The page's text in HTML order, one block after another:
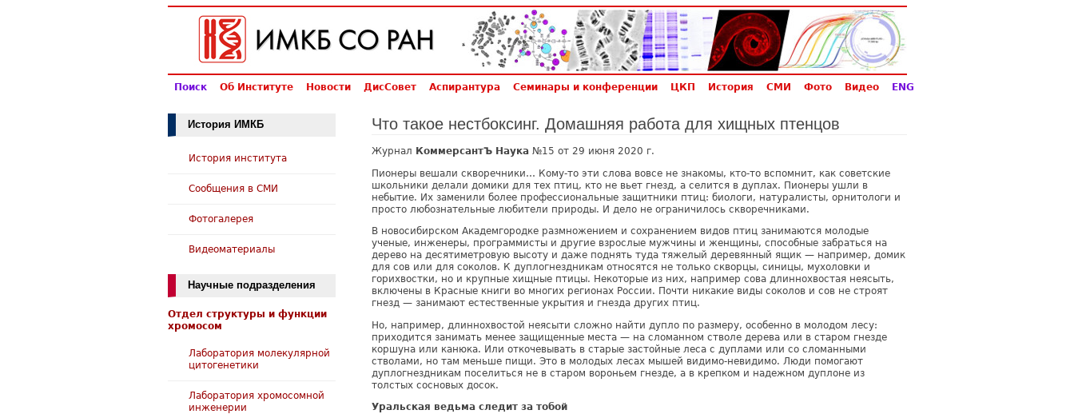
Поиск Об Институте Новости ДисСовет Аспирантура Семинары и конференции ЦКП История СМИ Фото Видео ENG
Что такое нестбоксинг. Домашняя работа для хищных птенцов
Журнал КоммерсантЪ Наука№15 от 29 июня 2020 г.
Пионеры вешали скворечники… Кому-то эти слова вовсе не знакомы, кто-то вспомнит, как советские
школьники делали домики для тех птиц, кто не вьет гнезд, а селится в дуплах. Пионеры ушли в
небытие. Их заменили более профессиональные защитники птиц: биологи, натуралисты, орнитологи и
просто любознательные любители природы. И дело не ограничилось скворечниками.
В новосибирском Академгородке размножением и сохранением видов птиц занимаются молодые
ученые, инженеры, программисты и другие взрослые мужчины и женщины, способные забраться на
дерево на десятиметровую высоту и даже поднять туда тяжелый деревянный ящик — например, домик
для сов или для соколов. К дуплогнездникам относятся не только скворцы, синицы, мухоловки и
горихвостки, но и крупные хищные птицы. Некоторые из них, например сова длиннохвостая неясыть,
включены в Красные книги во многих регионах России. Почти никакие виды соколов и сов не строят
гнезд — занимают естественные укрытия и гнезда других птиц.
Но, например, длиннохвостой неясыти сложно найти дупло по размеру, особенно в молодом лесу:
приходится занимать менее защищенные места — на сломанном стволе дерева или в старом гнезде
коршуна или канюка. Или откочевывать в старые застойные леса с дуплами или со сломанными
стволами, но там меньше пищи. Это в молодых лесах мышей видимо-невидимо. Люди помогают
дуплогнездникам поселиться не в старом вороньем гнезде, а в крепком и надежном дуплоне из
толстых сосновых досок.
Уральская ведьма следит за тобой
История ИМКБ
История института
Сообщения в СМИ
Фотогалерея
Видеоматериалы
Научные подразделения
Отдел структуры и функции
хромосом
Лаборатория молекулярной
цитогенетики
Лаборатория хромосомной
инженерии